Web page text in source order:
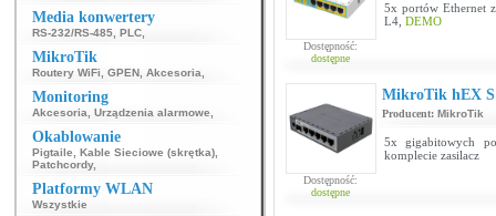
Media konwertery
RS-232/RS-485 PLC
MikroTik
Routery WiFi GPEN Akcesoria
Monitoring
Akcesoria Urządzenia alarmowe
Okablowanie
Pigtaile Kable Sieciowe (skrętka)
Patchcordy,
Platformy WLAN
Wszystkie
Dostępność:
dostępne
5x portów Ethernet
L4, DEMO
Dostępność:
dostępne
MikroTik hEX S
Producent: MikroTik
5x gigabitowych
komplecie zasilacz